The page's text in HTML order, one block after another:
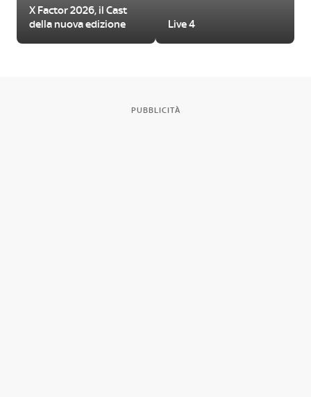
X Factor 2026, il Cast
della nuova edizione
Live 4
PUBBLICITÀ